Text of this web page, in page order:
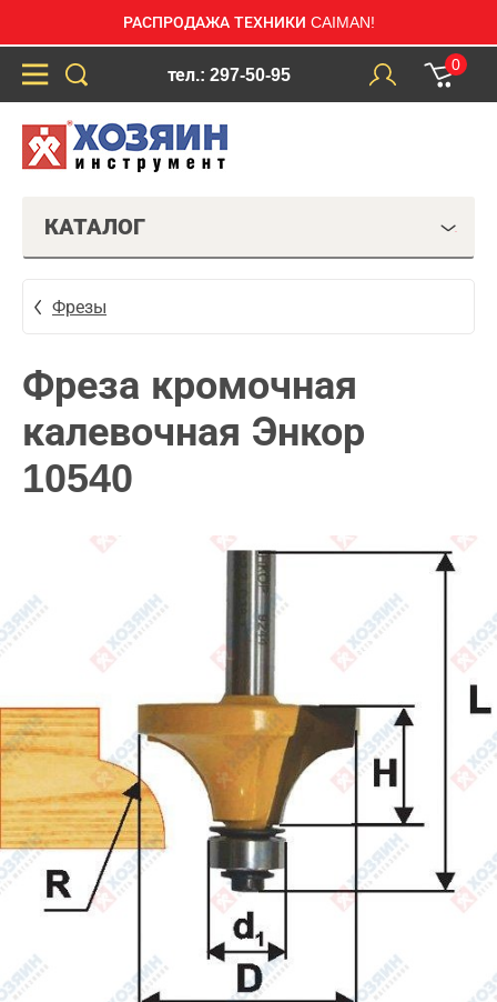
РАСПРОДАЖА ТЕХНИКИ CAIMAN!
тел.: 297-50-95
0
КАТАЛОГ
Фрезы
Фреза кромочная
калевочная Энкор
10540